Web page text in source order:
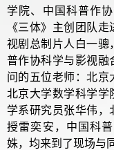
学院、中国科普作
《三体》主创团队
视剧总制片人白一骢
普作协科学与影视融
问的五位老师：北京
北京大学数学科学学
学系研究员张华伟，
授雷奕安，中国科
姝，均来到了现场与